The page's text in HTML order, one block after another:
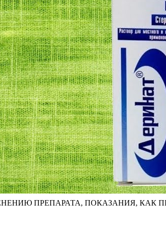
ПРЕПАРАТА, ПОКАЗАНИЯ, КАК